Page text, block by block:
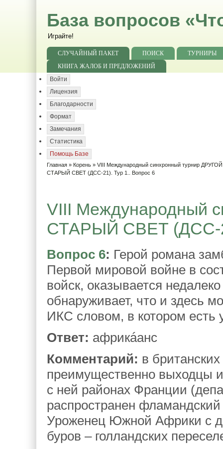
База вопросов
Играйте!
СЛУЧАЙНЫЙ ПАКЕТ ПОИСК
ТУРНИРЫ
КНИГА ЖАЛОБ И ПРЕДЛОЖЕНИЙ
Войти
Лицензия
Благодарности
Формат
Замечания
Статистика
Помощь Базе
Главная » Корень » VIII Международный синхронный турнир
СТАРЫЙ СВЕТ (ДСС-21). Тур 1.. Вопрос 6
VIII Международный
СТАРЫЙ СВЕТ (ДСС-
Вопрос 6: Герой романа
Первой мировой войне в
войск, оказывается
обнаруживает, что и здесь
ИКС словом, в котором есть
Ответ: африкáанс
Комментарий: в
преимущественно выходцы
с ней районах Франции
распространен
Уроженец Южной Африки с
буров – голландских